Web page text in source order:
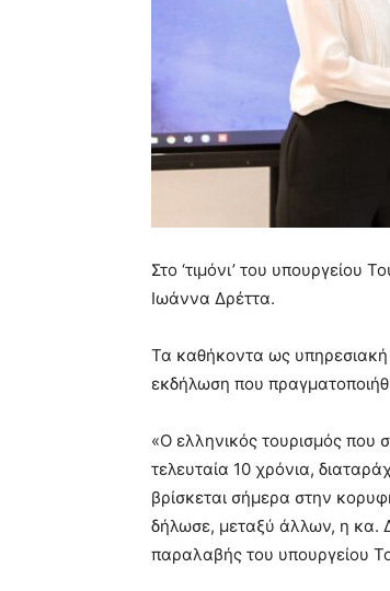
Στο ‘τιμόνι’ του υπουργείου
Ιωάννα Δρέττα.
Τα καθήκοντα ως υπηρεσιακή
εκδήλωση που
«Ο ελληνικός τουρισμός που
τελευταία 10 χρόνια,
βρίσκεται σήμερα στην
δήλωσε, μεταξύ άλλων, η κα.
παραλαβής του υπουργείου